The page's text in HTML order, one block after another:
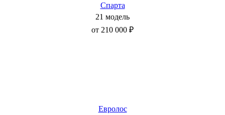
Спарта
21 модель
от 210 000 ₽
Евролос